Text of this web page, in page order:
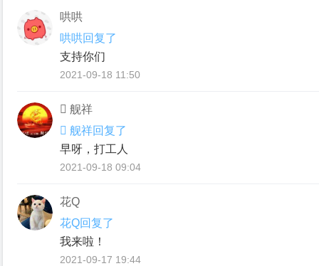
哄哄
哄哄回复了
支持你们
2021-09-18 11:50
 舰祥
 舰祥回复了
早呀，打工人
2021-09-18 09:04
花Q
花Q回复了
我来啦！
2021-09-17 19:44